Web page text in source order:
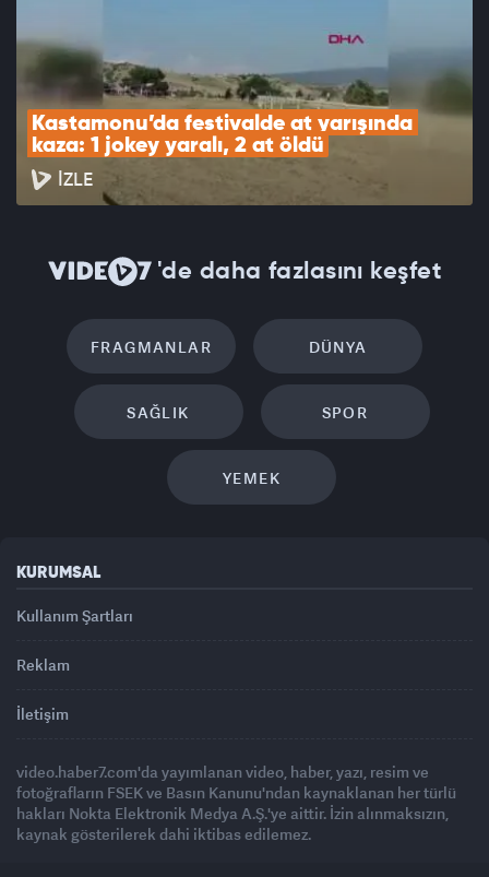
Kastamonu’da festivalde at yarışında
kaza: 1 jokey yaralı, 2 at öldü
İZLE
'de daha fazlasını keşfet
FRAGMANLAR DÜNYA
SAĞLIK SPOR
YEMEK
KURUMSAL
Kullanım Şartları
Reklam
İletişim
video.haber7.com'da yayımlanan video, haber, yazı, resim ve
fotoğrafların FSEK ve Basın Kanunu'ndan kaynaklanan her türlü
hakları Nokta Elektronik Medya A.Ş.'ye aittir. İzin alınmaksızın,
kaynak gösterilerek dahi iktibas edilemez.